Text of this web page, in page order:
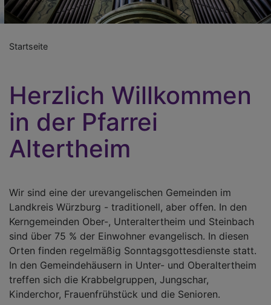
Startseite
Herzlich Willkommen
in der Pfarrei
Altertheim
Wir sind eine der urevangelischen Gemeinden im
Landkreis Würzburg - traditionell, aber offen. In den
Kerngemeinden Ober-, Unteraltertheim und Steinbach
sind über 75 % der Einwohner evangelisch. In diesen
Orten finden regelmäßig Sonntagsgottesdienste statt.
In den Gemeindehäusern in Unter- und Oberaltertheim
treffen sich die Krabbelgruppen, Jungschar,
Kinderchor, Frauenfrühstück und die Senioren.